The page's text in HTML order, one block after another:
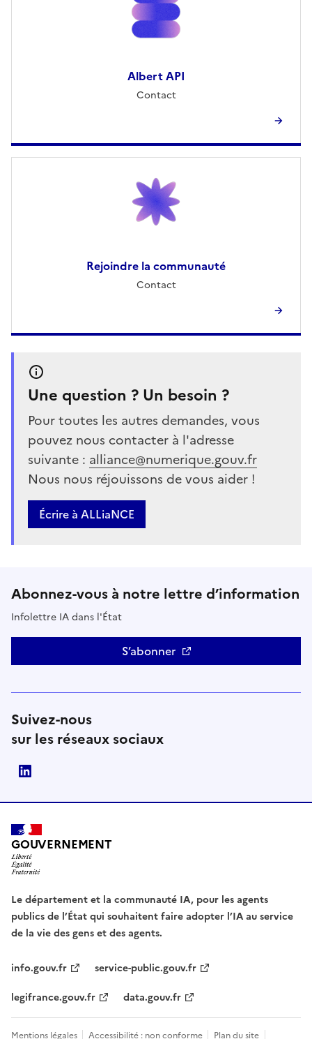
Albert API
Contact
Rejoindre la communauté
Contact
Une question ? Un besoin ?
Pour toutes les autres demandes, vous
pouvez nous contacter à l'adresse
suivante : alliance@numerique.gouv.fr
Nous nous réjouissons de vous aider !
Écrire à ALLiaNCE
Abonnez-vous à notre lettre d’information
Infolettre IA dans l'État
S’abonner
Suivez-nous
sur les réseaux sociaux
GOUVERNEMENT
Le département et la communauté IA, pour les agents
publics de l’État qui souhaitent faire adopter l’IA au service
de la vie des gens et des agents.
info.gouv.fr
service-public.gouv.fr
legifrance.gouv.fr
data.gouv.fr
Mentions légales Accessibilité : non conforme Plan du site